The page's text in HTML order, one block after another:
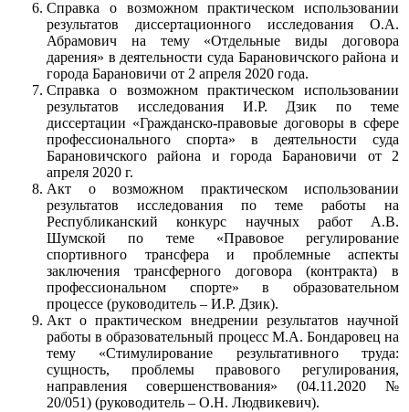
Справка о возможном практическом использовании
результатов диссертационного исследования О.А.
Абрамович на тему «Отдельные виды договора
дарения» в деятельности суда Барановичского района и
города Барановичи от 2 апреля 2020 года.
Справка о возможном практическом использовании
результатов исследования И.Р. Дзик по теме
диссертации «Гражданско-правовые договоры в сфере
профессионального спорта» в деятельности суда
Барановичского района и города Барановичи от 2
апреля 2020 г.
Акт о возможном практическом использовании
результатов исследования по теме работы на
Республиканский конкурс научных работ А.В.
Шумской по теме «Правовое регулирование
спортивного трансфера и проблемные аспекты
заключения трансферного договора (контракта) в
профессиональном спорте» в образовательном
процессе (руководитель – И.Р. Дзик).
Акт о практическом внедрении результатов научной
работы в образовательный процесс М.А. Бондаровец на
тему «Стимулирование результативного труда:
сущность, проблемы правового регулирования,
направления совершенствования» (04.11.2020 №
20/051) (руководитель – О.Н. Людвикевич).